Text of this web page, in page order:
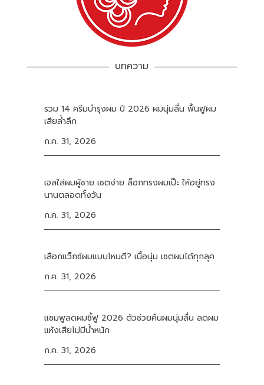
บทความ
รวม 14 ครีมบำรุงผม ปี 2026 ผมนุ่มลื่น ฟื้นฟูผม
เสียล้ำลึก
ก.ค. 31, 2026
เจลใส่ผมผู้ชาย เซตง่าย ล็อกทรงผมเป๊ะ ให้อยู่ทรง
นานตลอดทั้งวัน
ก.ค. 31, 2026
เลือกแว็กซ์ผมแบบไหนดี? เนื้อนุ่ม เซตผมได้ทุกลุค
ก.ค. 31, 2026
แชมพูลดผมชี้ฟู 2026 ตัวช่วยคืนผมนุ่มลื่น ลดผม
แห้งเสียไม่มีน้ำหนัก
ก.ค. 31, 2026